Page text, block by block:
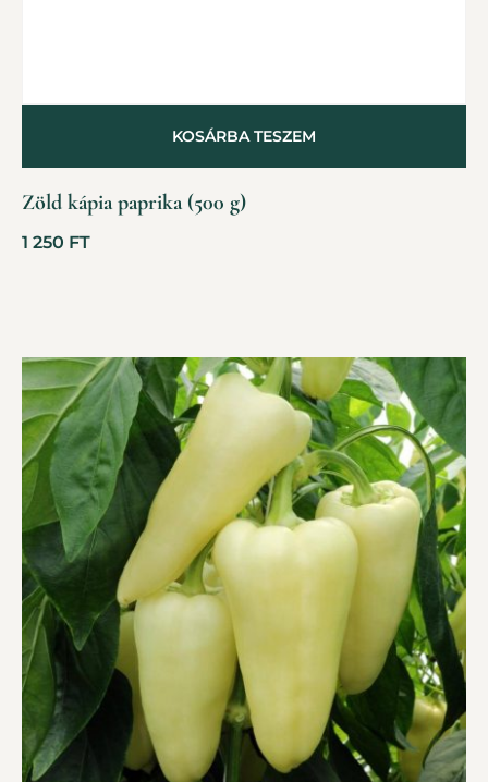
Zöld kápia paprika (500 g)
1 250 FT
KOSÁRBA TESZEM